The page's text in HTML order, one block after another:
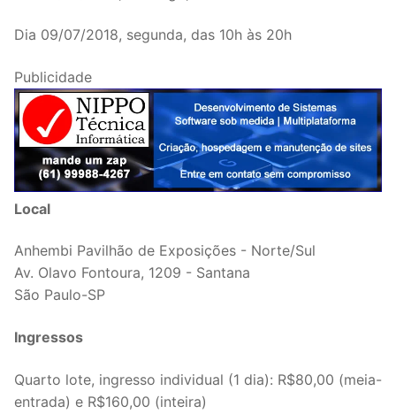
Dia 09/07/2018, segunda, das 10h às 20h
Publicidade
Local
Anhembi Pavilhão de Exposições - Norte/Sul
Av. Olavo Fontoura, 1209 - Santana
São Paulo-SP
Ingressos
Quarto lote, ingresso individual (1 dia): R$80,00 (meia-
entrada) e R$160,00 (inteira)